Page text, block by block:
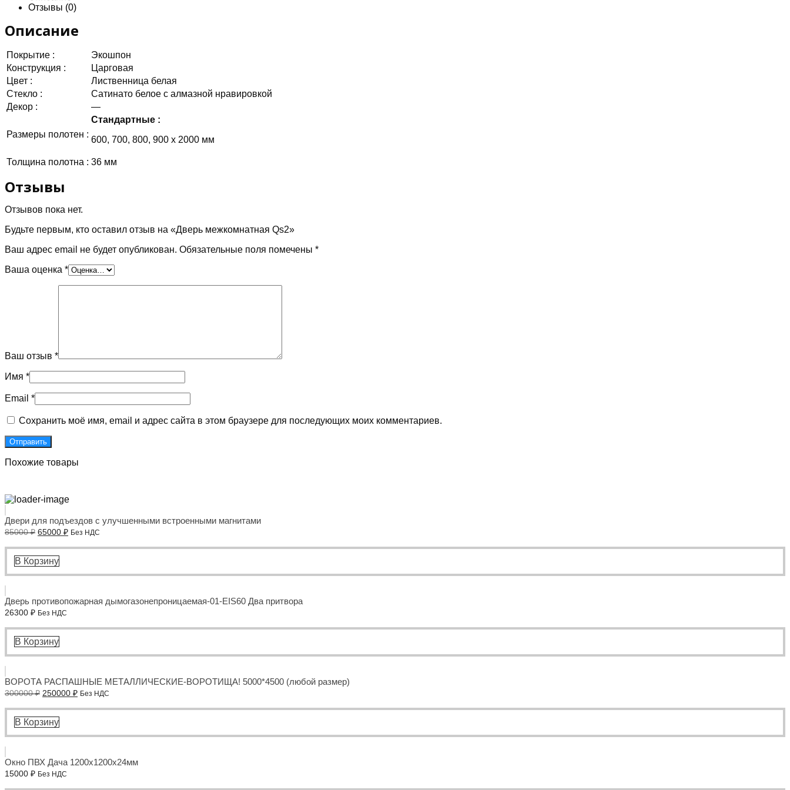
Отзывы (0)
Описание
Покрытие :
Экошпон
Конструкция :
Царговая
Цвет :
Лиственница белая
Стекло :
Сатинато белое с алмазной нравировкой
Декор :
—
Размеры полотен :
Стандартные :
600, 700, 800, 900 х 2000 мм
Толщина полотна : 36 мм
Отзывы
Отзывов пока нет.
Будьте первым, кто оставил отзыв на «Дверь межкомнатная Qs2»
Ваш адрес email не будет опубликован. Обязательные поля помечены *
Ваша оценка *
Ваш отзыв *
Имя *
Email *
Сохранить моё имя, email и адрес сайта в этом браузере для последующих моих комментариев.
Похожие товары
Двери для подъездов с улучшенными встроенными магнитами
85000₽ Первоначальная
составляла
85000 ₽.
65000 ₽Текущая
65000 ₽.
Без НДС
В Корзину
Дверь противопожарная дымогазонепроницаемая-01-EIS60 Два притвора
26300 ₽ Без НДС
В Корзину
ВОРОТА РАСПАШНЫЕ МЕТАЛЛИЧЕСКИЕ-ВОРОТИЩА! 5000*4500 (любой размер)
300000₽ Первоначальная
составляла
300000 ₽.
250000 ₽Текущая
250000 ₽.
Без НДС
В Корзину
Окно ПВХ Дача 1200x1200x24мм
15000 ₽ Без НДС